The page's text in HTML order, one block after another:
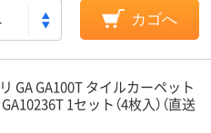
カゴへ
リ GA GA100T タイルカーペット
1セット（4枚入）（直送